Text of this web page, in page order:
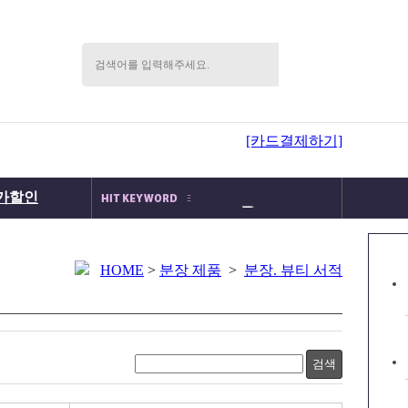
[카드결제하기]
할인
분장몰속눈썹
분장세트
HOME > 분장 제품 > 분장. 뷰티 서적
검색